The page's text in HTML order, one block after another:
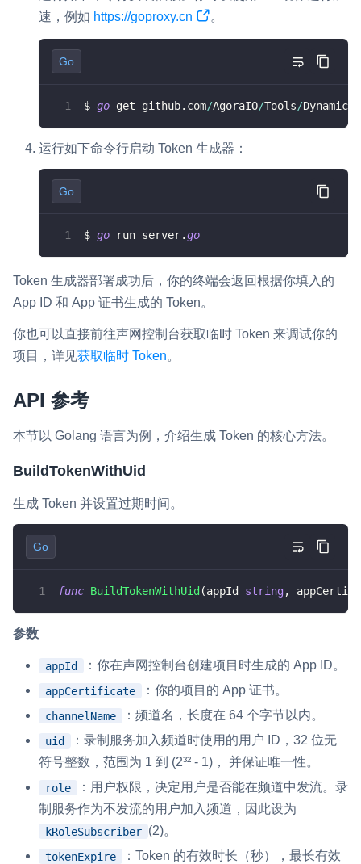
速，例如 https://goproxy.cn 。
Go
$ go get github. com/AgoraIO/Tools/
运行如下命令行启动 Token 生成器：
Go
$ go run server.go
Token 生成器部署成功后，你的终端会返回根据你填入的
App ID 和 App 证书生成的 Token。
你也可以直接前往声网控制台获取临时 Token 来调试你的
项目，详见获取临时 Token。
API 参考
本节以 Golang 语言为例，介绍生成 Token 的核心方法。
BuildTokenWithUid
生成 Token 并设置过期时间。
Go
func BuildTokenWithUid (appId string,
参数
appId ：你在声网控制台创建项目时生成的 App ID。
appCertificate ：你的项目的 App 证书。
channelName ：频道名，长度在 64 个字节以内。
uid
：录制服务加入频道时使用的用户 ID，32 位无
符号整数，范围为 1 到 (2³² - 1)， 并保证唯一性。
role
：用户权限，决定用户是否能在频道中发流。录
制服务作为不发流的用户加入频道，因此设为
kRoleSubscriber (2)。
tokenExpire
：Token 的有效时长（秒），最长有效